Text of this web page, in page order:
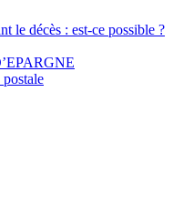
le décès : est-ce possible ?